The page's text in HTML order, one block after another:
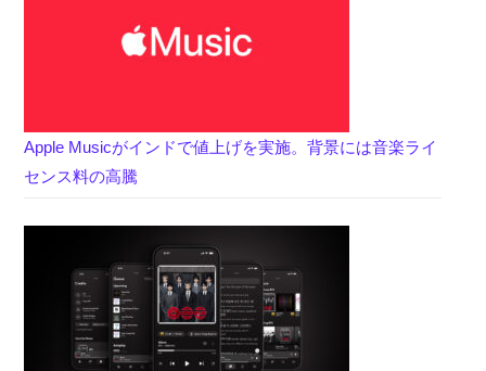
Apple Musicがインドで値上げを実施。背景には音楽ライ
センス料の高騰